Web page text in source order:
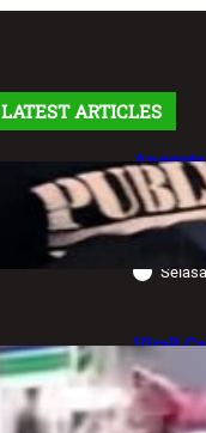
LATEST ARTICLES
Soroti
Sendiri,
Hukum
Viral!